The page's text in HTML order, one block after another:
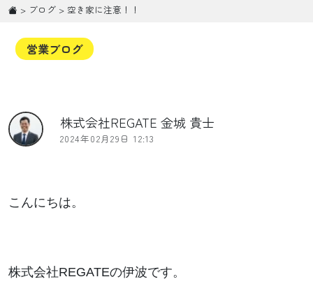
> ブログ > 空き家に注意！！
営業ブログ
株式会社REGATE 金城 貴士
2024年02月29日 12:13
こんにちは。
株式会社REGATEの伊波です。